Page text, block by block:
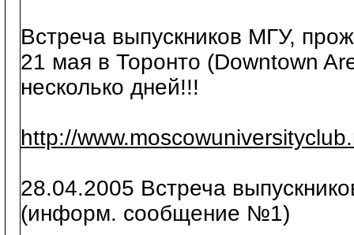
Встреча выпускников МГУ,
21 мая в Торонто (Downtown
несколько дней!!!
http://
28.04.2005 Встреча
(информ. сообщение №1)